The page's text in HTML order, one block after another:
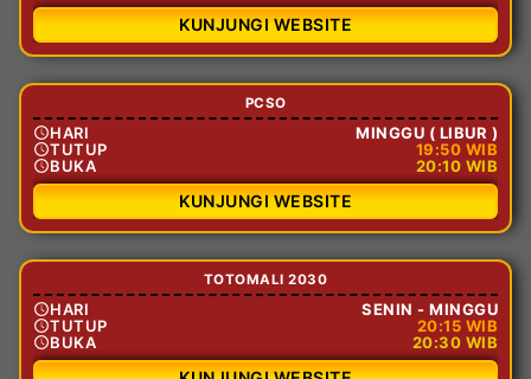
KUNJUNGI WEBSITE
PCSO
HARI
MINGGU ( LIBUR )
TUTUP
19:50 WIB
BUKA
20:10 WIB
KUNJUNGI WEBSITE
TOTOMALI 2030
HARI
SENIN - MINGGU
TUTUP
20:15 WIB
BUKA
20:30 WIB